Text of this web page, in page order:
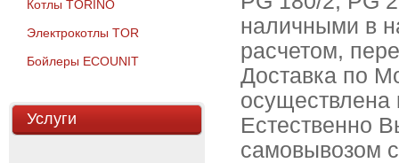
Котлы TORINO
Электрокотлы TOR
Бойлеры ECOUNIT
Услуги
наличными в
расчетом,
Доставка по
Естественно
самовывозом